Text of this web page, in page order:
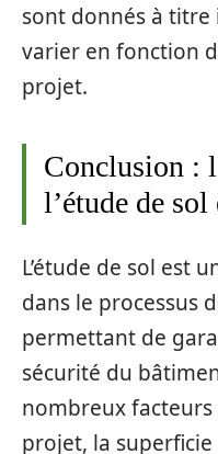
sont donnés à
varier en fonction
projet.
Conclusion :
l’étude de sol
L’étude de sol est
dans le processus
permettant de
sécurité du
nombreux
projet, la